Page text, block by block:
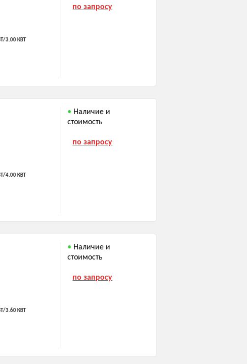
3.00 КВТ
по запросу
4.00 КВТ
Наличие и
стоимость
по запросу
3.60 КВТ
Наличие и
стоимость
по запросу